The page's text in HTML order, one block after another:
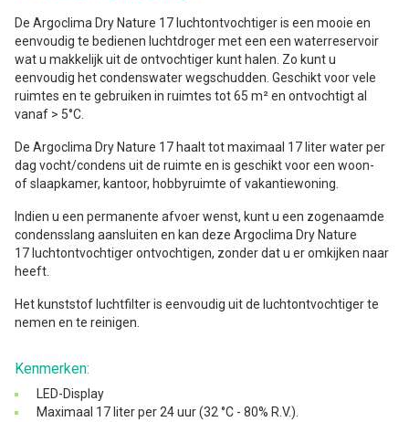
De Argoclima Dry Nature 17 luchtontvochtiger is een mooie en
eenvoudig te bedienen luchtdroger met een een waterreservoir
wat u makkelijk uit de ontvochtiger kunt halen. Zo kunt u
eenvoudig het condenswater wegschudden. Geschikt voor vele
ruimtes en te gebruiken in ruimtes tot 65 m² en ontvochtigt al
vanaf > 5°C.
De Argoclima Dry Nature 17 haalt tot maximaal 17 liter water per
dag vocht/condens uit de ruimte en is geschikt voor een woon-
of slaapkamer, kantoor, hobbyruimte of vakantiewoning.
Indien u een permanente afvoer wenst, kunt u een zogenaamde
condensslang aansluiten en kan deze Argoclima Dry Nature
17 luchtontvochtiger ontvochtigen, zonder dat u er omkijken naar
heeft.
Het kunststof luchtfilteris eenvoudig uit de luchtontvochtiger te
nemen en te reinigen.
Kenmerken:
LED-Display
Maximaal 17 liter per 24 uur (32 °C - 80% R.V.).